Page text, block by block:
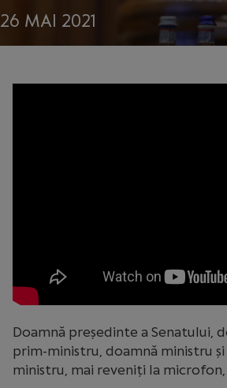
26 MAI 2021
Doamnă președinte a Senatului,
prim-ministru, doamnă ministru
ministru, mai reveniți la